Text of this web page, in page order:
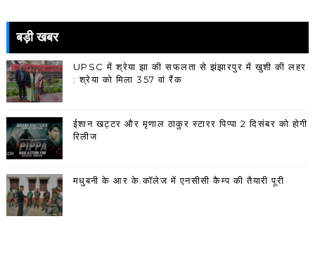
बड़ी खबर
UPSC में श्रेया झा की सफलता से झंझारपुर में खुशी की लहर
: श्रेया को मिला 357 वां रैंक
ईशान खट्टर और मृणाल ठाकुर स्टारर पिप्पा 2 दिसंबर को होगी
रिलीज
मधुबनी के आर के.कॉलेज में एनसीसी कैम्प की तैयारी पूरी